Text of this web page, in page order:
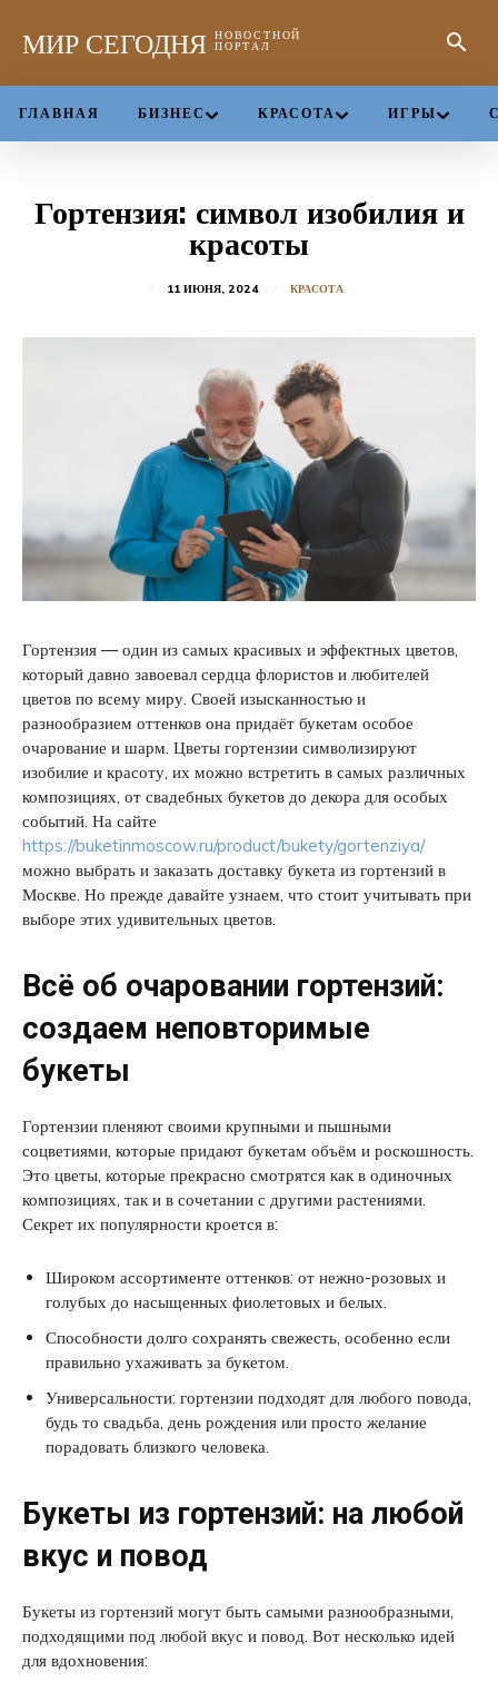
МИР СЕГОДНЯ НОВОСТНОЙ
ПОРТАЛ
ГЛАВНАЯ БИЗНЕС КРАСОТА ИГРЫ
Гортензия: символ изобилия и
красоты
11 ИЮНЯ, 2024 КРАСОТА
Гортензия — один из самых красивых и эффектных цветов,
который давно завоевал сердца флористов и любителей
цветов по всему миру. Своей изысканностью и
разнообразием оттенков она придаёт букетам особое
очарование и шарм. Цветы гортензии символизируют
изобилие и красоту, их можно встретить в самых различных
композициях, от свадебных букетов до декора для особых
событий. На сайте
https://buketinmoscow.ru/product/bukety/gortenziya/
можно выбрать и заказать доставку букета из гортензий в
Москве. Но прежде давайте узнаем, что стоит учитывать при
выборе этих удивительных цветов.
Всё об очаровании гортензий:
создаем неповторимые
букеты
Гортензии пленяют своими крупными и пышными
соцветиями, которые придают букетам объём и роскошность.
Это цветы, которые прекрасно смотрятся как в одиночных
композициях, так и в сочетании с другими растениями.
Секрет их популярности кроется в:
Широком ассортименте оттенков: от нежно-розовых и
голубых до насыщенных фиолетовых и белых.
Способности долго сохранять свежесть, особенно если
правильно ухаживать за букетом.
Универсальности: гортензии подходят для любого повода,
будь то свадьба, день рождения или просто желание
порадовать близкого человека.
Букеты из гортензий: на любой
вкус и повод
Букеты из гортензий могут быть самыми разнообразными,
подходящими под любой вкус и повод. Вот несколько идей
для вдохновения: